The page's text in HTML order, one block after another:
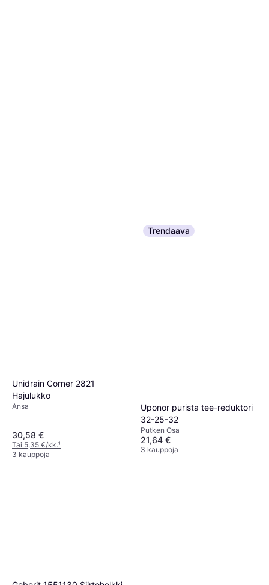
Unidrain Corner 2821
Hajulukko
Ansa
30,58 €
Tai 5,35 €/kk.¹
3 kauppoja
Trendaava
Uponor purista tee-reduktori
32-25-32
Putken Osa
21,64 €
3 kauppoja